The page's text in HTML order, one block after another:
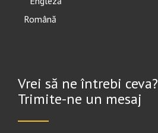
Română
Vrei să ne întrebi ceva?
Trimite-ne un mesaj